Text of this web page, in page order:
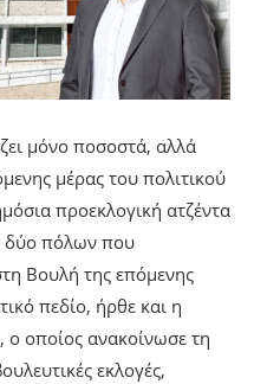
μόνο ποσοστά, αλλά
μέρας του πολιτικού
προεκλογική ατζέντα
δύο πόλων που
Βουλή της επόμενης
πεδίο, ήρθε και η
οποίος ανακοίνωσε τη
εκλογές,